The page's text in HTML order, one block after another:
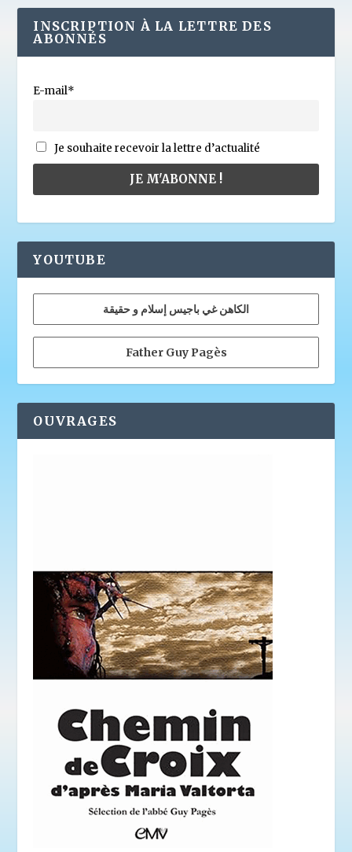
INSCRIPTION À LA LETTRE DES
ABONNÉS
E-mail*
Je souhaite recevoir la lettre d’actualité
YOUTUBE
الكاهن غي باجيس إسلام و حقيقة
Father Guy Pagès
OUVRAGES